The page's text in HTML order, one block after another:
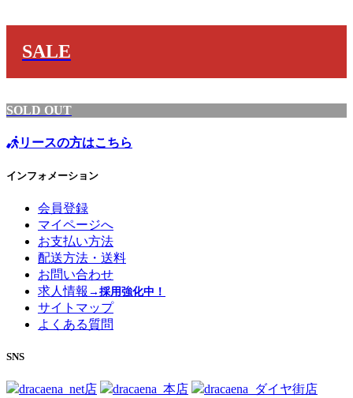
SALE
SOLD OUT
リースの方はこちら
インフォメーション
会員登録
マイページへ
お支払い方法
配送方法・送料
お問い合わせ
求人情報 →採用強化中！
サイトマップ
よくある質問
SNS
dracaena_net店 dracaena_本店 dracaena_ダイヤ街店